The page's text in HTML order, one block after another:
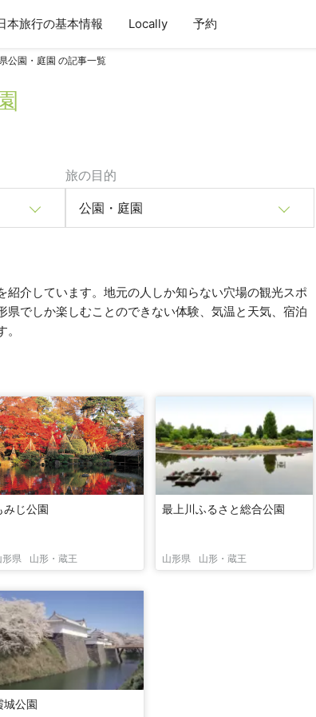
本旅行の基本情報 Locally 予約
公園・庭園 の記事一覧
旅の目的
公園・庭園
紹介しています。地元の人しか知らない穴場の観光スポ
県でしか楽しむことのできない体験、気温と天気、宿泊
みじ公園
形県 山形・蔵王
最上川ふるさと総合公園
山形県 山形・蔵王
城公園